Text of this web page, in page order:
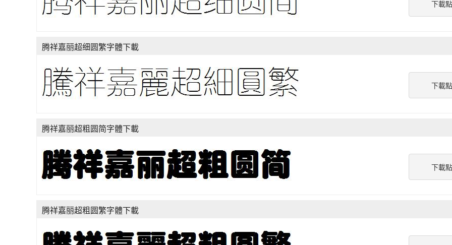
下載點
下載點
腾祥嘉丽超细圆繁字體下載
下載點
腾祥嘉丽超粗圆简字體下載
腾祥嘉丽超粗圆繁字體下載